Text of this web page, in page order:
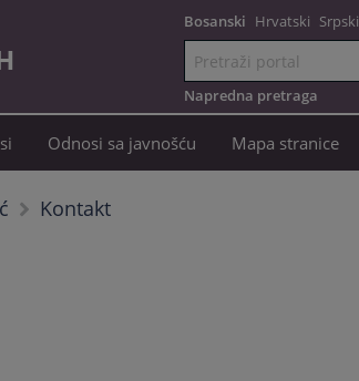
sadržaj
Bosanski Hrvatski Srpski
Napredna pretraga
Odnosi sa javnošću Mapa stranice
Kontakt